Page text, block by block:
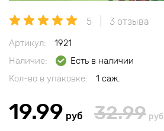
5 3 отзыва
Артикул:
1921
Наличие:
Есть в наличии
Кол-во в упаковке:
1 саж.
19.99 руб 32.99 руб